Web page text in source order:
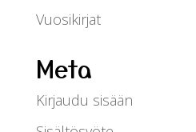
Vuosikirjat
Meta
Kirjaudu sisään